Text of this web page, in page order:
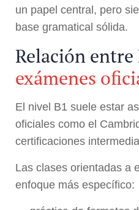
un papel central, pero
base gramatical sólida.
Relación entre
exámenes
El nivel B1 suele estar
oficiales como el
certificaciones
Las clases orientadas a
enfoque más específico: